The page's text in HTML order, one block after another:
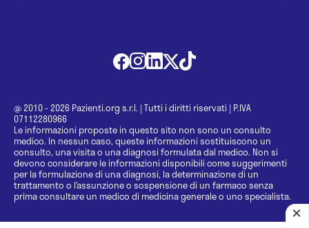
@ 2010 - 2026 Pazienti.org s.r.l. | Tutti i diritti riservati | P.IVA
07112280966
Le informazioni proposte in questo sito non sono un consulto
medico. In nessun caso, queste informazioni sostituiscono un
consulto, una visita o una diagnosi formulata dal medico. Non si
devono considerare le informazioni disponibili come suggerimenti
per la formulazione di una diagnosi, la determinazione di un
trattamento o l’assunzione o sospensione di un farmaco senza
prima consultare un medico di medicina generale o uno specialista.